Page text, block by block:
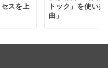
スを上
トック」を使い
由」